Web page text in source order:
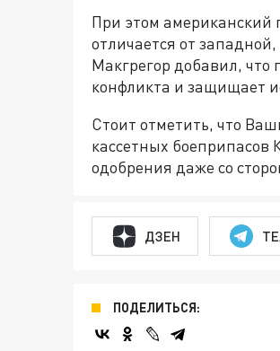
При этом американский
отличается от
Макгрегор добавил, что
конфликта и защищает
Стоит отметить, что
кассетных боеприпасов
одобрения даже со
ДЗЕН
ПОДЕЛИТЬСЯ: